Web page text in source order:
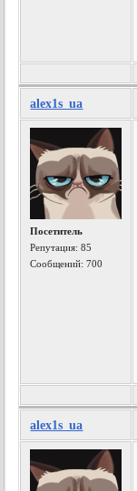
alex1s_ua
Посетитель
Репутация:85
Сообщений: 700
alex1s_ua